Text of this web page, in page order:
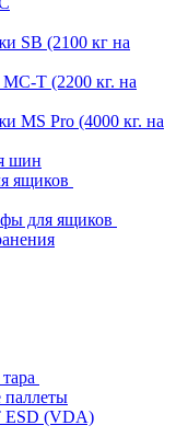
SB (2100 кг на
Т (2200 кг. на
MS Pro (4000 кг. на
шин
ящиков
для ящиков
паллеты
ESD (VDA)